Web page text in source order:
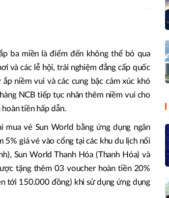
ba miền là điểm đến không thể bỏ qua
và các lễ hội, trải nghiệm đẳng cấp quốc
niềm vui và các cung bậc cảm xúc khó
NCB tiếp tục nhân thêm niềm vui cho
tiền hấp dẫn.
vé Sun World bằng ứng dụng ngân
5% giá vé vào cổng tại các khu du lịch nổi
Sun World Thanh Hóa (Thanh Hóa) và
tặng thêm 03 voucher hoàn tiền 20%
tới 150.000 đồng) khi sử dụng ứng dụng